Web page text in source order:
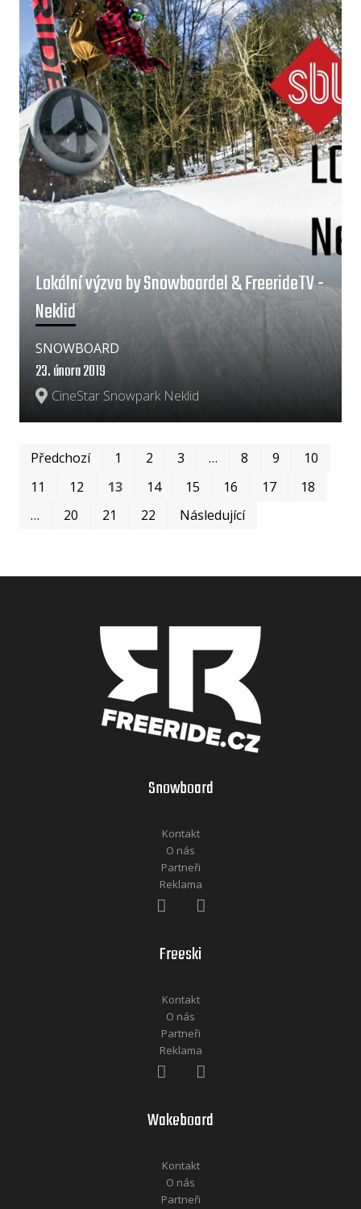
Lokální výzva by Snowboardel & FreerideTV -
Neklid
CineStar Snowpark Neklid
23. února 2019
SNOWBOARD
Předchozí 1 2 3 … 8 9
10
11
12 13 14 15 16 17
18
…
20 21 22 Následující
Snowboard
Kontakt
O nás
Partneři
Reklama
Freeski
Kontakt
O nás
Partneři
Reklama
Wakeboard
Kontakt
O nás
Partneři